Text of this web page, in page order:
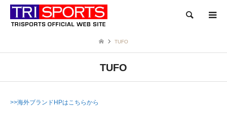
検索
TUFO
TUFO
>>海外ブランドHPはこちらから